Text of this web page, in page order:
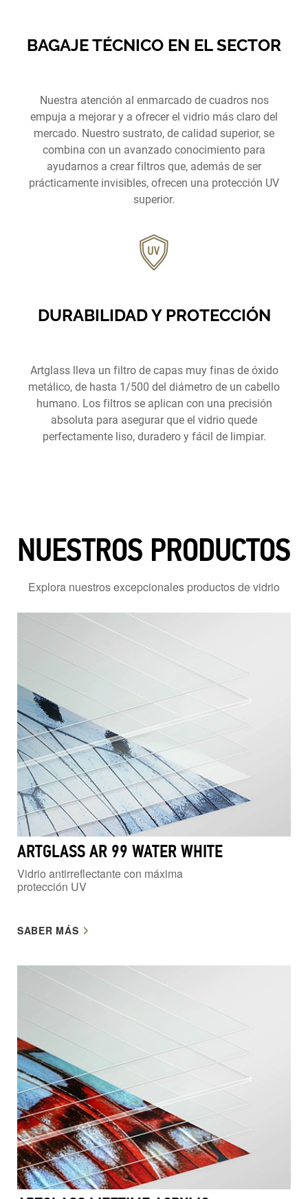
BAGAJE TÉCNICO EN EL SECTOR
Nuestra atención al enmarcado de cuadros nos
empuja a mejorar y a ofrecer el vidrio más claro del
mercado. Nuestro sustrato, de calidad superior, se
combina con un avanzado conocimiento para
ayudarnos a crear filtros que, además de ser
prácticamente invisibles, ofrecen una protección UV
superior.
DURABILIDAD Y PROTECCIÓN
Artglass lleva un filtro de capas muy finas de óxido
metálico, de hasta 1/500 del diámetro de un cabello
humano. Los filtros se aplican con una precisión
absoluta para asegurar que el vidrio quede
perfectamente liso, duradero y fácil de limpiar.
NUESTROS PRODUCTOS
Explora nuestros excepcionales productos de vidrio
ARTGLASS AR 99 WATER WHITE
Vidrio antirreflectante con máxima
protección UV
SABER MÁS